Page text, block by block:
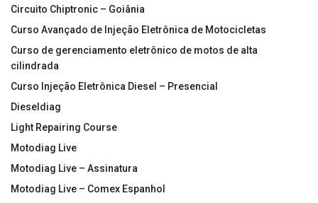
Circuito Chiptronic – Goiânia
Curso Avançado de Injeção Eletrônica de Motocicletas
Curso de gerenciamento eletrônico de motos de alta
cilindrada
Curso Injeção Eletrônica Diesel – Presencial
Dieseldiag
Light Repairing Course
Motodiag Live
Motodiag Live – Assinatura
Motodiag Live – Comex Espanhol